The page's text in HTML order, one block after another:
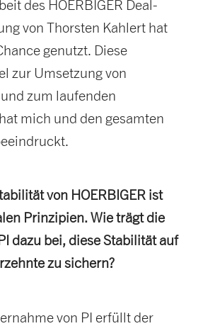
des HOERBIGER Deal-
von Thorsten Kahlert hat
genutzt. Diese
zur Umsetzung von
zum laufenden
mich und den gesamten
von HOERBIGER ist
Prinzipien. Wie trägt die
dazu bei, diese Stabilität auf
zu sichern?
von PI erfüllt der